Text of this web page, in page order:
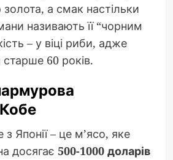
а смак настільки
називають її “чорним
– у віці риби, адже
60 років.
Японії – це м’ясо, яке
досягає 500-1000 доларів